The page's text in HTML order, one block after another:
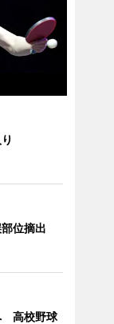
位摘出
高校野球